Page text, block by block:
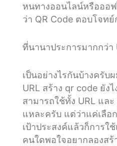
หนทางออนไลน์หรือออ
ว่า QR Code ตอบโจท
ที่นานาประการมากกว่า
เป็นอย่างไรกันบ้างครับ
URL สร้าง qr code ยัง
สามารถใช้ทั้ง URL แล
แหละครับ แต่ว่าแค่เลือ
เป้าประสงค์แล้วก็การใ
คนใดพอใจอยากลองสร้